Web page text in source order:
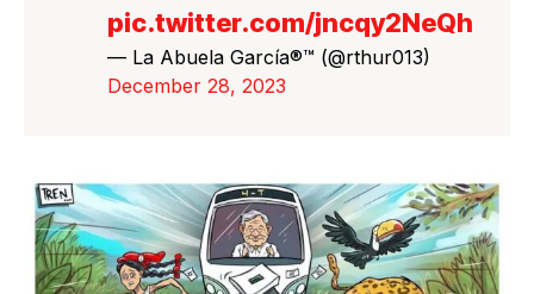
pic.twitter.com/jncqy2NeQh
— La Abuela García®™ (@rthur013)
December 28, 2023